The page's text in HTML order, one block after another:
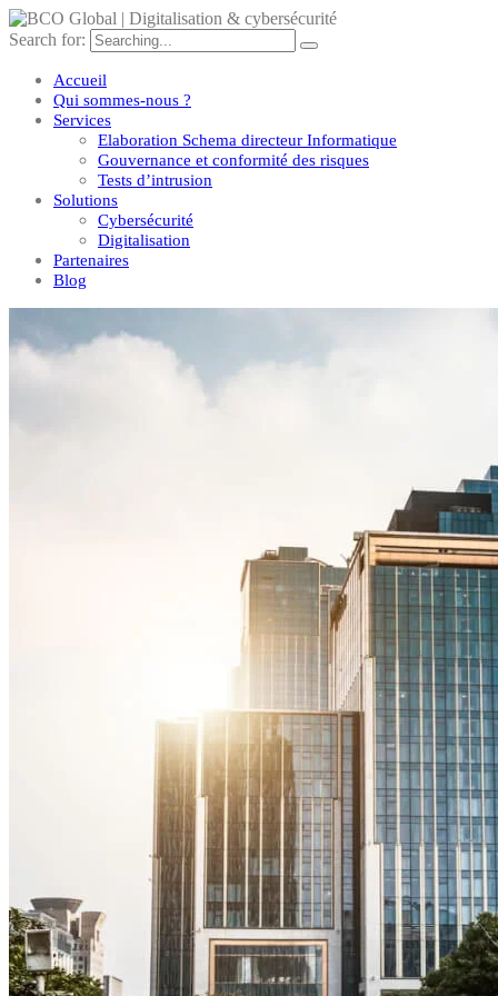
Search for:
Accueil
Qui sommes-nous ?
Services
Elaboration Schema directeur Informatique
Gouvernance et conformité des risques
Tests d’intrusion
Solutions
Cybersécurité
Digitalisation
Partenaires
Blog